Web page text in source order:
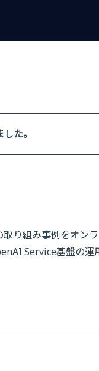
た。
り組み事例をオン
Service基盤の運